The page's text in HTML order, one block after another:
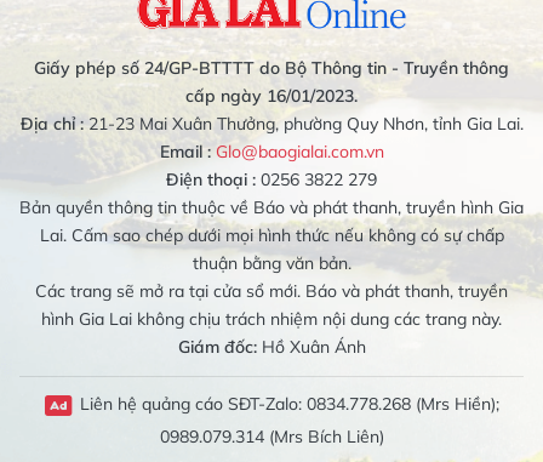
Giấy phép số 24/GP-BTTTT do Bộ Thông tin - Truyền thông
cấp ngày 16/01/2023.
Địa chỉ :21-23 Mai Xuân Thưởng, phường Quy Nhơn, tỉnh Gia Lai.
Email : Glo@baogialai.com.vn
Điện thoại : 0256 3822 279
Bản quyền thông tin thuộc về Báo và phát thanh, truyền hình Gia
Lai. Cấm sao chép dưới mọi hình thức nếu không có sự chấp
thuận bằng văn bản.
Các trang sẽ mở ra tại cửa sổ mới. Báo và phát thanh, truyền
hình Gia Lai không chịu trách nhiệm nội dung các trang này.
Giám đốc:Hồ Xuân Ánh
Liên hệ quảng cáo SĐT-Zalo: 0834.778.268 (Mrs Hiền);
0989.079.314 (Mrs Bích Liên)